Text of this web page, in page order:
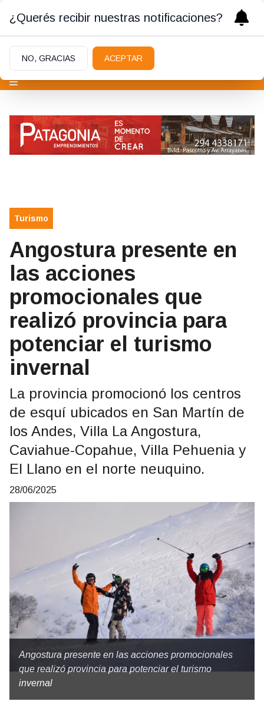
Turismo
Angostura presente en
las acciones
promocionales que
realizó provincia para
potenciar el turismo
invernal
La provincia promocionó los centros
de esquí ubicados en San Martín de
los Andes, Villa La Angostura,
Caviahue-Copahue, Villa Pehuenia y
El Llano en el norte neuquino.
28/06/2025
Angostura presente en las acciones promocionales
que realizó provincia para potenciar el turismo
invernal
¿Querés recibir nuestras notificaciones?
NO, GRACIAS ACEPTAR